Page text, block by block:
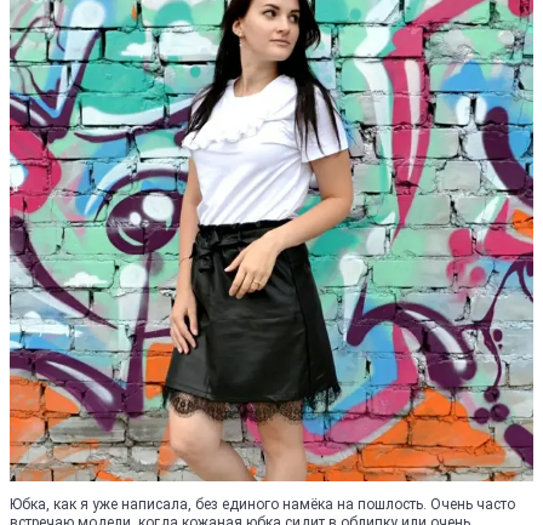
Юбка, как я уже написала, без единого намёка на пошлость. Очень часто